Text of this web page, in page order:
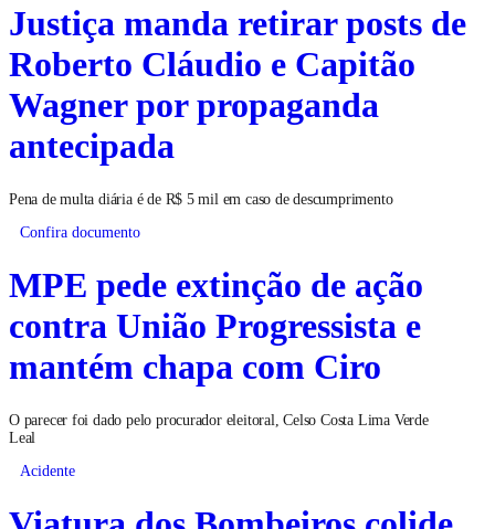
Justiça manda retirar posts de
Roberto Cláudio e Capitão
Wagner por propaganda
antecipada
Pena de multa diária é de R$ 5 mil em caso de descumprimento
Confira documento
MPE pede extinção de ação
contra União Progressista e
mantém chapa com Ciro
O parecer foi dado pelo procurador eleitoral, Celso Costa Lima Verde
Leal
Acidente